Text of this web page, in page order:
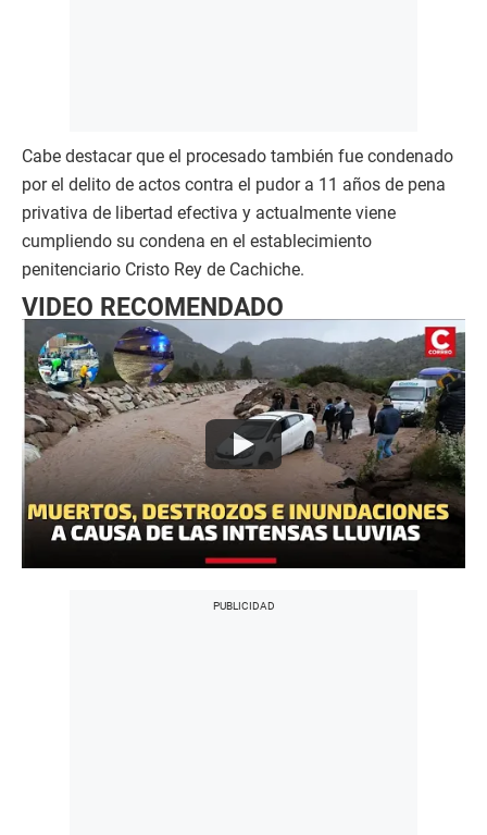
Cabe destacar que el procesado también fue condenado
por el delito de actos contra el pudor a 11 años de pena
privativa de libertad efectiva y actualmente viene
cumpliendo su condena en el establecimiento
penitenciario Cristo Rey de Cachiche.
VIDEO RECOMENDADO